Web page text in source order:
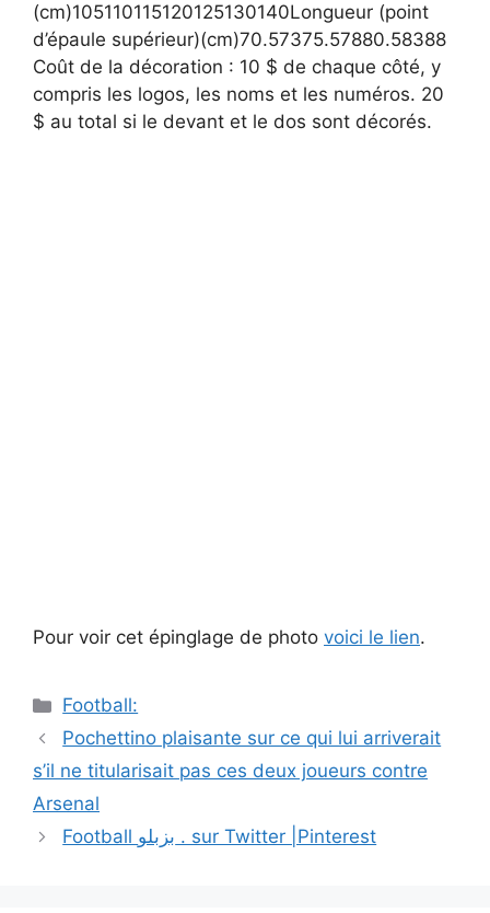
(cm)105110115120125130140Longueur (point
d’épaule supérieur)(cm)70.57375.57880.58388
Coût de la décoration : 10 $ de chaque côté, y
compris les logos, les noms et les numéros. 20
$ au total si le devant et le dos sont décorés.
Pour voir cet épinglage de photo voici le lien.
Catégories
Football:
Navigation
des
Pochettino plaisante sur ce qui lui arriverait
s’il ne titularisait pas ces deux joueurs contre
Arsenal
Football بزبلو . sur Twitter |Pinterest